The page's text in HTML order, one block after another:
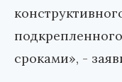
сроками», -